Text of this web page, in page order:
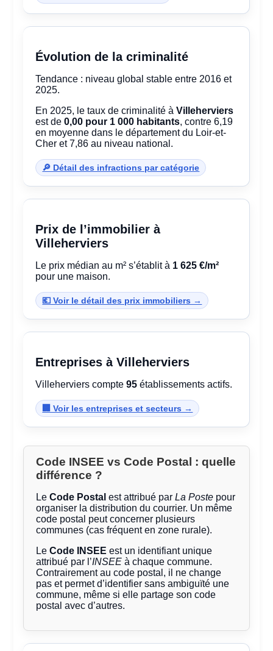
Évolution de la criminalité
Tendance : niveau global stable entre 2016 et
2025.
En 2025, le taux de criminalité àVilleherviers
est de0,00 pour 1 000 habitants, contre 6,19
en moyenne dans le département du Loir-et-
Cher et 7,86 au niveau national.
🔎 Détail des infractions par catégorie
Prix de l’immobilier à
Villeherviers
Le prix médian au m² s’établit à 1 625 €/m²
pour une maison.
💶 Voir le détail des prix immobiliers →
Entreprises à Villeherviers
Villeherviers compte95 établissements actifs.
🏢 Voir les entreprises et secteurs →
Code INSEE vs Code Postal : quelle
différence ?
LeCode Postal est attribué parLa Poste pour
organiser la distribution du courrier. Un même
code postal peut concerner plusieurs
communes (cas fréquent en zone rurale).
LeCode INSEE est un identifiant unique
attribué par l’INSEE à chaque commune.
Contrairement au code postal, il ne change
pas et permet d’identifier sans ambiguïté une
commune, même si elle partage son code
postal avec d’autres.